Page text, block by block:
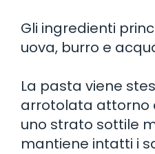
Gli ingredienti
uova, burro e
La pasta viene
arrotolata attorno
uno strato sottile
mantiene intatti i